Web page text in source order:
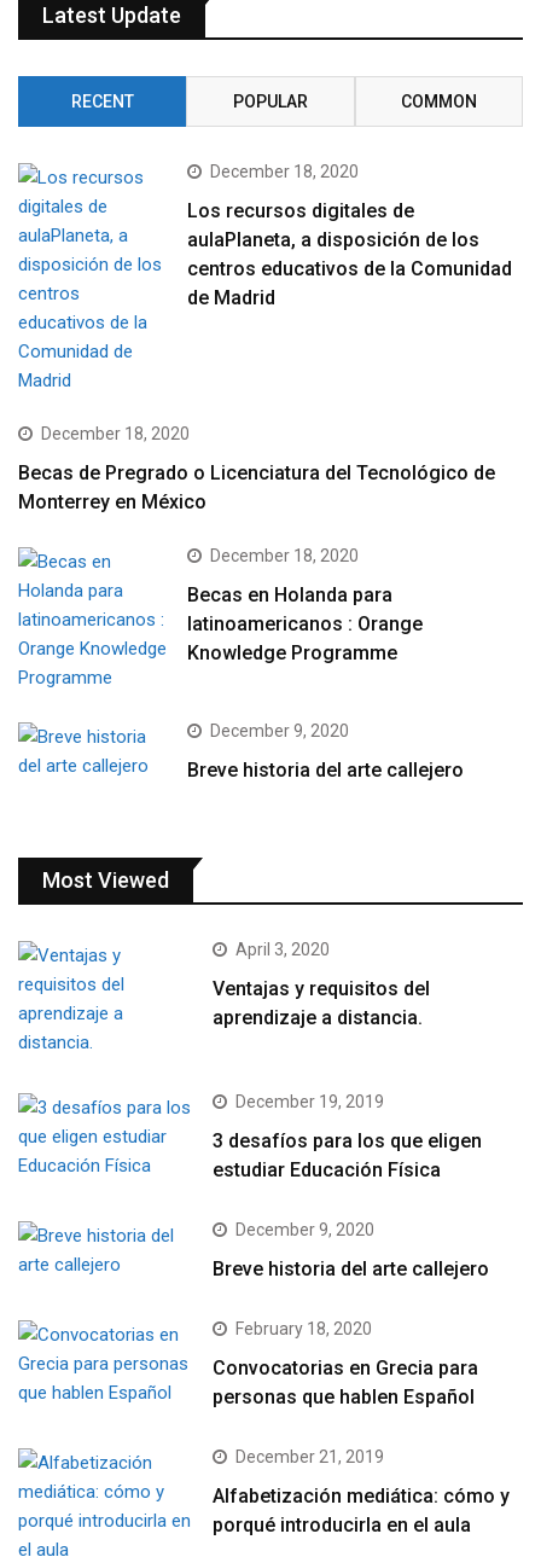
Latest Update
RECENT POPULAR COMMON
December 18, 2020
Los recursos digitales de
aulaPlaneta, a disposición de los
centros educativos de la Comunidad
de Madrid
December 18, 2020
Becas de Pregrado o Licenciatura del Tecnológico de
Monterrey en México
December 18, 2020
Becas en Holanda para
latinoamericanos : Orange
Knowledge Programme
December 9, 2020
Breve historia del arte callejero
Most Viewed
April 3, 2020
Ventajas y requisitos del
aprendizaje a distancia.
December 19, 2019
3 desafíos para los que eligen
estudiar Educación Física
December 9, 2020
Breve historia del arte callejero
February 18, 2020
Convocatorias en Grecia para
personas que hablen Español
December 21, 2019
Alfabetización mediática: cómo y
porqué introducirla en el aula